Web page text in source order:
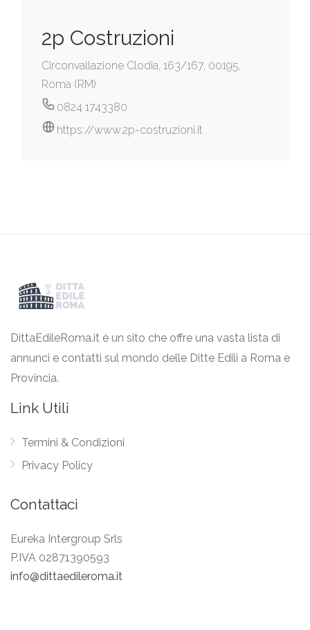
2p Costruzioni
Circonvallazione Clodia, 163/167, 00195,
Roma (RM)
0824 1743380
https://www.2p-costruzioni.it
DittaEdileRoma.it è un sito che offre una vasta lista di
annunci e contatti sul mondo delle Ditte Edili a Roma e
Provincia.
Link Utili
Termini & Condizioni
Privacy Policy
Contattaci
Eureka Intergroup Srls
P.IVA 02871390593
info@dittaedileroma.it